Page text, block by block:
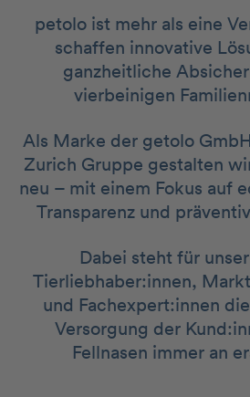
petolo ist mehr als eine
schaffen innovative
ganzheitliche
vierbeinigen
Als Marke der getolo
Zurich Gruppe gestalten
neu – mit einem Fokus auf
Transparenz und
Dabei steht für
Tierliebhaber:innen,
und Fachexpert:innen
Versorgung der
Fellnasen immer an